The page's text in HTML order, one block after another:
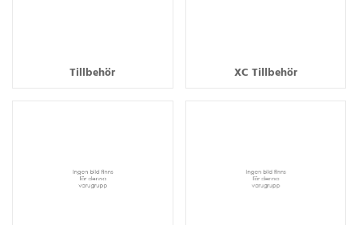
Tillbehör XC Tillbehör